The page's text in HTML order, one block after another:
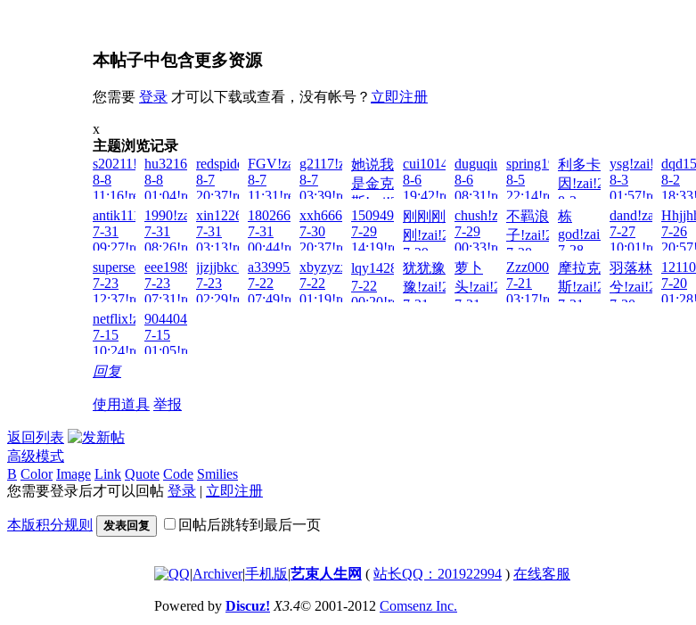
本帖子中包含更多资源
您需要 登录 才可以下载或查看，没有帐号？ 立即注册
x
主题浏览记录
s20211!zai!2026-
8-8
11:16!read!
hu321644451!zai!2026-
8-8
01:04!read!
redspider!zai!2026-
8-7
20:37!read!
FGV!zai!2026-
8-7
11:31!read!
g2117!zai!2026-
8-7
03:39!read!
她说我
是金克
斯!zai!2026-
8-6
21:10!read!
cui1014378065!zai!2026-
8-6
19:42!read!
duguqiuse1!zai!2026-
8-6
08:31!read!
spring1990!zai!2026-
8-5
22:14!read!
利多卡
因!zai!2026-
8-3
14:56!read!
ysg!zai!2026-
8-3
01:57!read!
8-2
antik1111!zai!2026-
7-31
09:27!read!
1990!zai!2026-
7-31
08:26!read!
xin122698!zai!2026-
7-31
03:13!read!
1802667552!zai!2026-
7-31
00:44!read!
xxh666!zai!2026-
7-30
20:37!read!
1509494414!zai!2026-
7-29
14:19!read!
刚刚刚
刚!zai!2026-
7-29
00:55!read!
chush!zai!2026-
7-29
00:33!read!
不羁浪
子!zai!2026-
7-28
12:07!read!
栋
god!zai!2026-
7-28
04:20!read!
dand!zai!2026-
7-27
10:01!read!
7-26
superseal233!zai!2026-
7-23
12:37!read!
eee19890604!zai!2026-
7-23
07:31!read!
jjzjjbkc!zai!2026-
7-23
02:29!read!
a3399521!zai!2026-
7-22
07:49!read!
xbyzyzx!zai!2026-
7-22
01:19!read!
lqy14285790！!zai!2026-
7-22
00:20!read!
犹犹豫
豫!zai!2026-
7-21
萝卜
头!zai!2026-
7-21
Zzz000!zai!2026-
7-21
03:17!read!
摩拉克
斯!zai!2026-
7-21
羽落林
兮!zai!2026-
7-20
7-20
netflix!zai!2026-
7-15
10:24!read!
904404217!zai!2026-
7-15
01:05!read!
回复
使用道具 举报
返回列表
高级模式
B Color Image Link Quote Code Smilies
您需要登录后才可以回帖 登录 | 立即注册
本版积分规则 发表回复 回帖后跳转到最后一页
|Archiver|手机版|艺束人生网 ( 站长QQ：201922994 ) 在线客服
Powered by Discuz! X3.4© 2001-2012 Comsenz Inc.